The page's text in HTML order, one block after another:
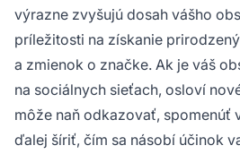
výrazne zvyšujú dosah vášho
príležitosti na získanie
a zmienok o značke. Ak je váš
na sociálnych sieťach, osloví
môže naň odkazovať, spomenúť
ďalej šíriť, čím sa násobí účinok